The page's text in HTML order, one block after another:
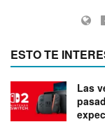
ESTO TE
Las